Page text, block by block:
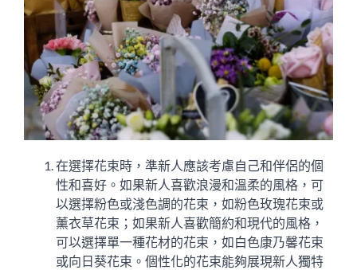
在選擇花束時，準新人應該考慮自己和伴侶的個
性和喜好。如果新人喜歡浪漫和溫柔的風格，可
以選擇粉色或淺色調的花束，如粉色玫瑰花束或
薰衣草花束；如果新人喜歡簡約和現代的風格，
可以選擇單一種花材的花束，如白色康乃馨花束
或向日葵花束。個性化的花束能夠展現新人獨特